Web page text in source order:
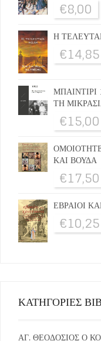
€8,00
Η
€14,85
ΤΗ
€15,00
ΚΑΙ ΒΟΥΔΑ
€17,50
ΕΒΡΑΙΟΙ
€10,25
ΚΑΤΗΓΟΡΙΕΣ
ΑΓ. ΘΕΟΔΟΣΙΟΣ Ο